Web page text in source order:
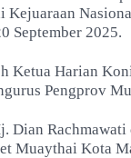
September 2025.
Ketua Harian
Pengprov
Dian Rachmawati
Muaythai Kota